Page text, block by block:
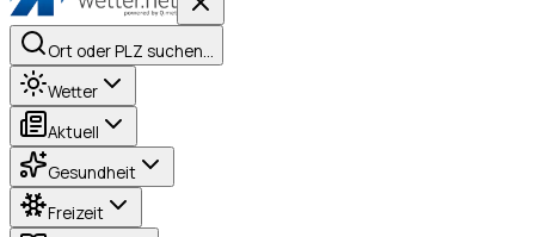
Ort oder PLZ suchen…
Wetter
Aktuell
Gesundheit
Freizeit